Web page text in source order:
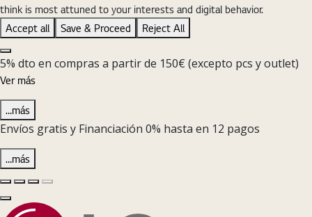
think is most attuned to your interests and digital behavior.
Accept all
Save & Proceed Reject All
Close the Cookie Setting banner
5% dto en compras a partir de 150€ (excepto pcs y outlet)
Ver más
…más
Envíos gratis y Financiación 0% hasta en 12 pagos
…más
Cerrar